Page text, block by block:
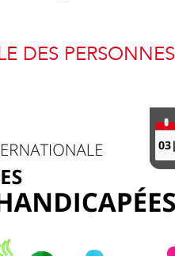
DES PERSONNES